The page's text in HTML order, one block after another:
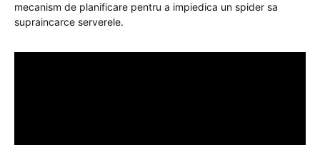
mecanism de planificare pentru a impiedica un spider sa
supraincarce serverele.